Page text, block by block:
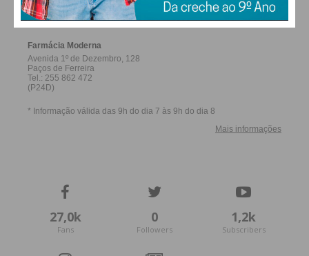
FERREIRA
27,0k
Fans
0
Followers
1,2k
Subscribers